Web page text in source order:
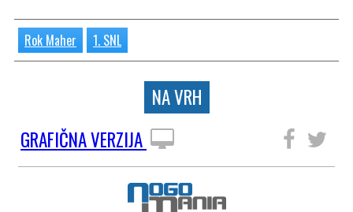
Rok Maher 1. SNL
NA VRH
GRAFIČNA VERZIJA